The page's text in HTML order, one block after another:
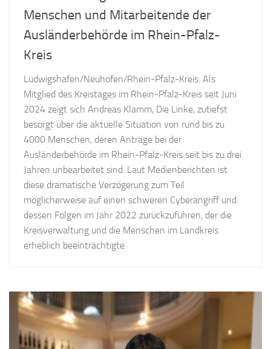
Menschen und Mitarbeitende der
Ausländerbehörde im Rhein-Pfalz-
Kreis
Ludwigshafen/Neuhofen/Rhein-Pfalz-Kreis. Als
Mitglied des Kreistages im Rhein-Pfalz-Kreis seit Juni
2024 zeigt sich Andreas Klamm, Die Linke, zutiefst
besorgt über die aktuelle Situation von rund bis zu
4000 Menschen, deren Anträge bei der
Ausländerbehörde im Rhein-Pfalz-Kreis seit bis zu drei
Jahren unbearbeitet sind. Laut Medienberichten ist
diese dramatische Verzögerung zum Teil
möglicherweise auf einen schweren Cyberangriff und
dessen Folgen im Jahr 2022 zurückzuführen, der die
Kreisverwaltung und die Menschen im Landkreis
erheblich beeinträchtigte.